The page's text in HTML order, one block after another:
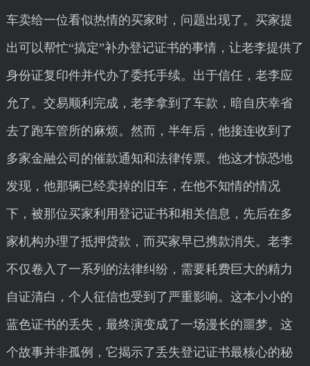
车卖给一位看似热情的买家时，问题出现了。买家提
出可以帮忙“搞定”补办登记证书的事情，让老李提供了
身份证复印件并代办了委托手续。出于信任，老李应
允了。交易顺利完成，老李拿到了车款，暗自庆幸省
去了跑车管所的麻烦。然而，半年后，他接连收到了
多家金融公司的催款通知和法律传票。他这才惊恐地
发现，他那辆已经卖掉的旧车，在他不知情的情况
下，被那位买家利用登记证书和相关信息，先后在多
家机构办理了抵押贷款，而买家早已携款消失。老李
不仅卷入了一系列的法律纠纷，需要耗费巨大的精力
自证清白，个人征信也受到了严重影响。这本小小的
蓝色证书的丢失，最终演变成了一场漫长的噩梦。这
个故事并非孤例，它揭示了丢失登记证书最核心的秘